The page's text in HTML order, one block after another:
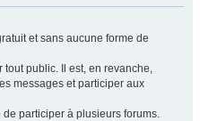
et sans aucune forme de
tout public. Il est, en revanche,
messages et participer aux
participer à plusieurs forums.